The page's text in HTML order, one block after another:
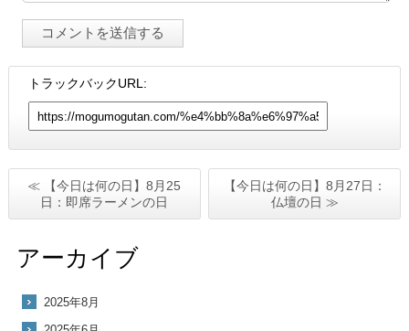
トラックバックURL:
≪ 【今日は何の日】8月25
日：即席ラーメンの日
【今日は何の日】8月27日：
仏壇の日 ≫
アーカイブ
2025年8月